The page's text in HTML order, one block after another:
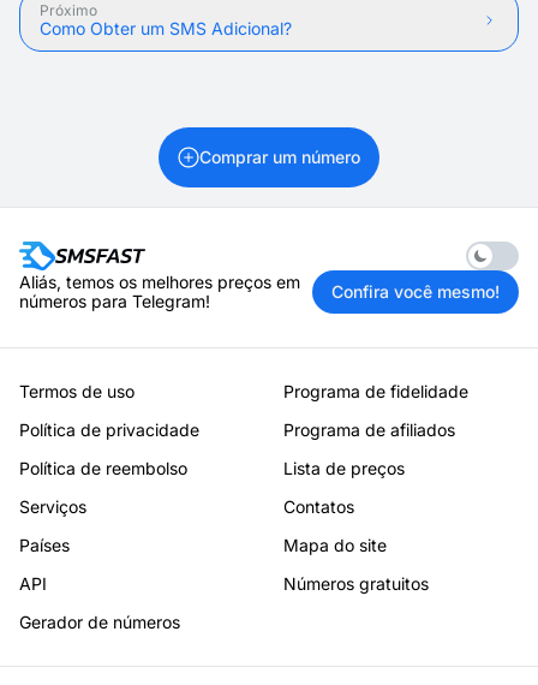
Próximo
Como Obter um SMS Adicional?
Comprar um número
Enable
Aliás, temos os melhores preços em
números para Telegram!
Confira você mesmo!
Termos de uso
Programa de fidelidade
Política de privacidade
Programa de afiliados
Política de reembolso
Lista de preços
Serviços
Contatos
Países
Mapa do site
API
Números gratuitos
Gerador de números